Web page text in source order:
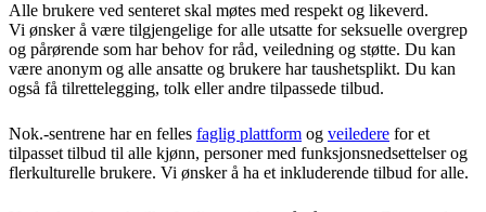
Alle brukere ved senteret skal møtes med respekt og likeverd.
Vi ønsker å være tilgjengelige for alle utsatte for seksuelle overgrep
og pårørende som har behov for råd, veiledning og støtte. Du kan
være anonym og alle ansatte og brukere har taushetsplikt. Du kan
også få tilrettelegging, tolk eller andre tilpassede tilbud.
Nok.-sentrene har en felles faglig plattform og veiledere for et
tilpasset tilbud til alle kjønn, personer med funksjonsnedsettelser og
flerkulturelle brukere. Vi ønsker å ha et inkluderende tilbud for alle.